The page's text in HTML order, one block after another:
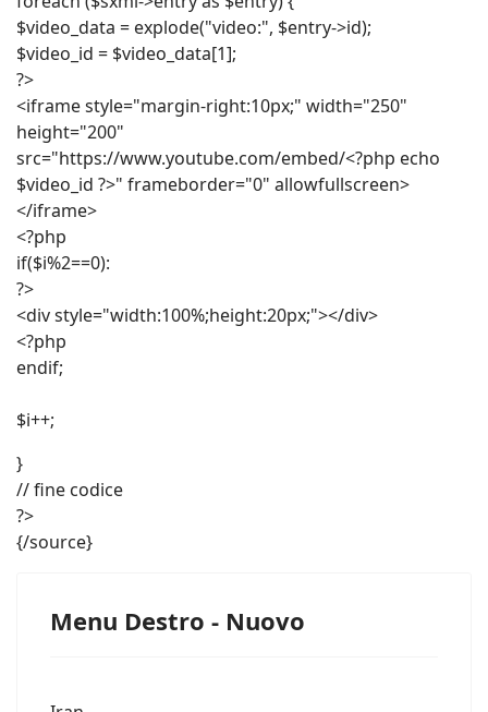
$video_data = explode("video:", $entry->id);
$video_id = $video_data[1];
?>
<iframe style="margin-right:10px;" width="250"
height="200"
src="https://www.youtube.com/embed/<?php echo
$video_id ?>" frameborder="0" allowfullscreen>
</iframe>
<?php
if($i%2==0):
?>
<div style="width:100%;height:20px;"></div>
<?php
endif;
$i++;
}
// fine codice
?>
{/source}
Menu Destro - Nuovo